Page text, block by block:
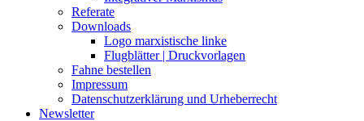
Referate
Downloads
Logo marxistische linke
Flugblätter | Druckvorlagen
Fahne bestellen
Impressum
Datenschutzerklärung und Urheberrecht
Newsletter